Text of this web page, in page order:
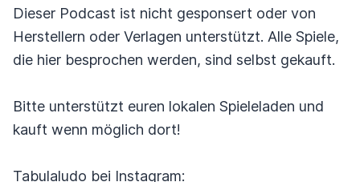
Dieser Podcast ist nicht gesponsert oder von
Herstellern oder Verlagen unterstützt. Alle Spiele,
die hier besprochen werden, sind selbst gekauft.
Bitte unterstützt euren lokalen Spieleladen und
kauft wenn möglich dort!
Tabulaludo bei Instagram: